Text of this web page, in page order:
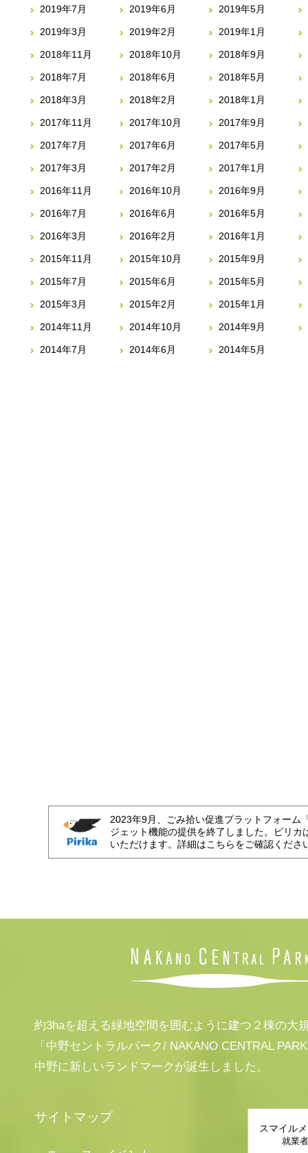
2019年7月 2019年6月 2019年5月
2019年3月 2019年2月 2019年1月
2018年11月 2018年10月 2018年9月
2018年7月 2018年6月 2018年5月
2018年3月 2018年2月 2018年1月
2017年11月 2017年10月 2017年9月
2017年7月 2017年6月 2017年5月
2017年3月 2017年2月 2017年1月
2016年11月 2016年10月 2016年9月
2016年7月 2016年6月 2016年5月
2016年3月 2016年2月 2016年1月
2015年11月 2015年10月 2015年9月
2015年7月 2015年6月 2015年5月
2015年3月 2015年2月 2015年1月
2014年11月 2014年10月 2014年9月
2014年7月 2014年6月 2014年5月
2023年9月、ごみ拾い促進プラットフォーム
ジェット機能の提供を終了しました。ピリカ
いただけます。詳細はこちらをご確認くださ
約3haを超える緑地空間を囲むように建つ２棟の大
「中野セントラルパーク/ NAKANO CENTRAL
中野に新しいランドマークが誕生しました。
サイトマップ
スマイル
就業